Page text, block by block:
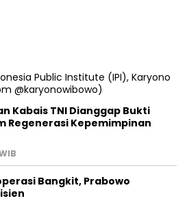
Kabais TNI Dianggap Bukti
Regenerasi Kepemimpinan
Bangkit, Prabowo